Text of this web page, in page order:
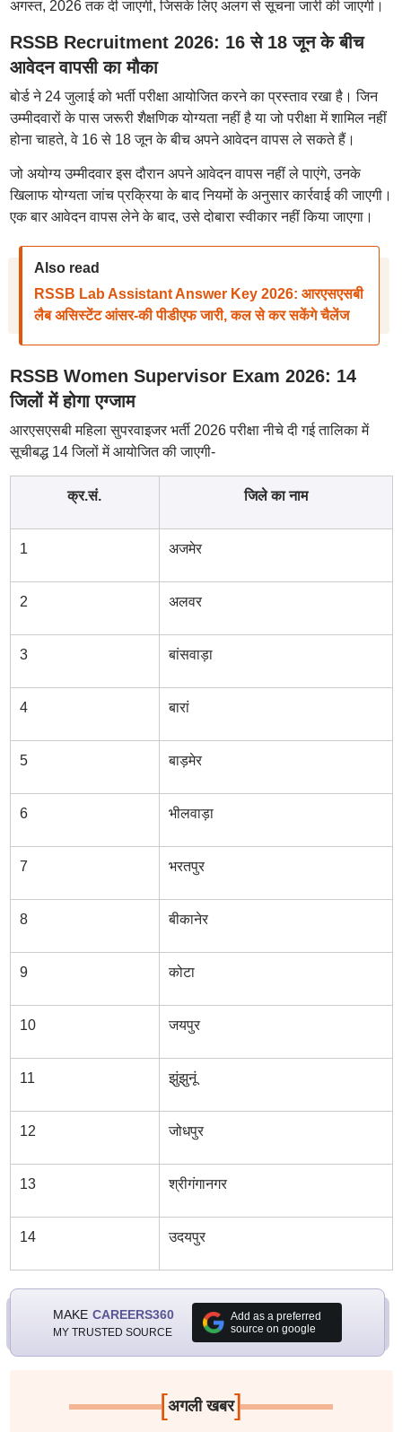
अगस्त, 2026 तक दी जाएगी, जिसके लिए अलग से सूचना जारी की जाएगी।
RSSB Recruitment 2026: 16 से 18 जून के बीच
आवेदन वापसी का मौका
बोर्ड ने 24 जुलाई को भर्ती परीक्षा आयोजित करने का प्रस्ताव रखा है। जिन
उम्मीदवारों के पास जरूरी शैक्षणिक योग्यता नहीं है या जो परीक्षा में शामिल नहीं
होना चाहते, वे 16 से 18 जून के बीच अपने आवेदन वापस ले सकते हैं।
जो अयोग्य उम्मीदवार इस दौरान अपने आवेदन वापस नहीं ले पाएंगे, उनके
खिलाफ योग्यता जांच प्रक्रिया के बाद नियमों के अनुसार कार्रवाई की जाएगी।
एक बार आवेदन वापस लेने के बाद, उसे दोबारा स्वीकार नहीं किया जाएगा।
Also read
RSSB Lab Assistant Answer Key 2026: आरएसएसबी
लैब असिस्टेंट आंसर-की पीडीएफ जारी, कल से कर सकेंगे चैलेंज
RSSB Women Supervisor Exam 2026: 14
जिलों में होगा एग्जाम
आरएसएसबी महिला सुपरवाइजर भर्ती 2026 परीक्षा नीचे दी गई तालिका में
सूचीबद्ध 14 जिलों में आयोजित की जाएगी-
क्र.सं. जिले का नाम
1 अजमेर
2 अलवर
3 बांसवाड़ा
4 बारां
5 बाड़मेर
6 भीलवाड़ा
7 भरतपुर
8 बीकानेर
9 कोटा
10 जयपुर
11 झुंझुनूं
12 जोधपुर
13 श्रीगंगानगर
14 उदयपुर
MAKE CAREERS360
MY TRUSTED SOURCE
Add as a preferred
source on google
[अगली खबर]